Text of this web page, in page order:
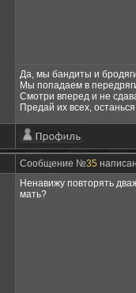
Да, мы бандиты и
Мы попадаем в
Смотри вперед и не
Предай их всех,
Сообщение №35
Ненавижу повторять
мать?